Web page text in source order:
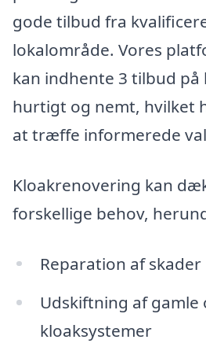
gode tilbud fra
lokalområde. Vores
kan indhente 3 tilbud
hurtigt og nemt, hvilket
at træffe informerede
Kloakrenovering kan
forskellige behov,
Reparation af
Udskiftning af gamle
kloaksystemer